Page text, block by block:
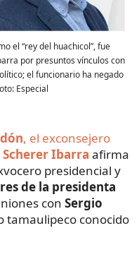
el “rey del huachicol”, fue
por presuntos vínculos con
el funcionario ha negado
Especial
, el exconsejero
Scherer Ibarra afirma
presidencial y
de la presidenta
con Sergio
tamaulipeco conocido